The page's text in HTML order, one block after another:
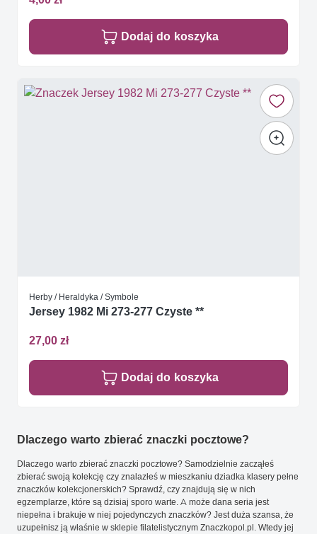
Dodaj do koszyka
Herby / Heraldyka / Symbole
Jersey 1982 Mi 273-277 Czyste **
27,00 zł
Dodaj do koszyka
Dlaczego warto zbierać znaczki pocztowe?
Dlaczego warto zbierać znaczki pocztowe? Samodzielnie zacząłeś
zbierać swoją kolekcję czy znalazłeś w mieszkaniu dziadka klasery pełne
znaczków kolekcjonerskich? Sprawdź, czy znajdują się w nich
egzemplarze, które są dzisiaj sporo warte. A może dana seria jest
niepełna i brakuje w niej pojedynczych znaczków? Jest duża szansa, że
uzupełnisz ją właśnie w sklepie filatelistycznym Znaczkopol.pl. Wtedy jej